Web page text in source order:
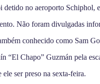
no aeroporto Schiphol,
Não foram divulgadas
conhecido como Sam
“El Chapo” Guzmán pela
ser preso na sexta-feira.